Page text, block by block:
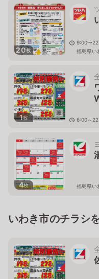
20枚
9:00〜
福島県い
1枚
6:00～
4枚 福島県い
いわき市のチラシ